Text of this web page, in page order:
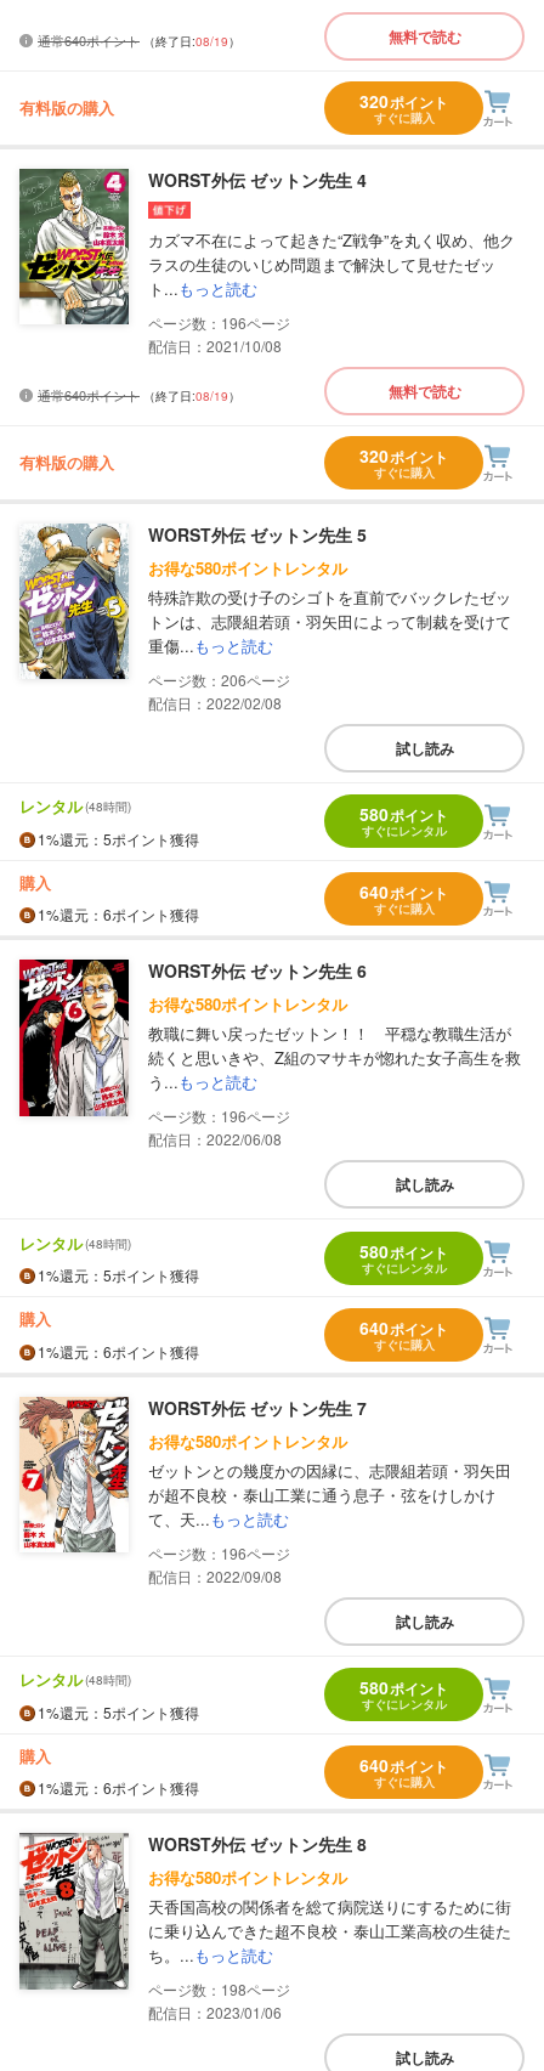
通常640ポイント （終了日:08/19） 無料で読む
有料版の購入 320ポイント
すぐに購入
WORST外伝 ゼットン先生 4
カズマ不在によって起きた“Z戦争”を丸く収め、他ク
ラスの生徒のいじめ問題まで解決して見せたゼッ
ト...もっと読む
196
配信日：2021/10/08
通常640ポイント （終了日:08/19） 無料で読む
有料版の購入 320ポイント
すぐに購入
WORST外伝 ゼットン先生 5
お得な580ポイントレンタル
特殊詐欺の受け子のシゴトを直前でバックレたゼッ
トンは、志隈組若頭・羽矢田によって制裁を受けて
重傷...もっと読む
206
配信日：2022/02/08
試し読み
レンタル(48時間)
1%還元 ：5ポイント獲得
580ポイント
すぐにレンタル
購入
1%還元 ：6ポイント獲得
640ポイント
すぐに購入
WORST外伝 ゼットン先生 6
お得な580ポイントレンタル
教職に舞い戻ったゼットン！！ 平穏な教職生活が
続くと思いきや、Z組のマサキが惚れた女子高生を救
う...もっと読む
196
配信日：2022/06/08
試し読み
レンタル(48時間)
1%還元 ：5ポイント獲得
580ポイント
すぐにレンタル
購入
1%還元 ：6ポイント獲得
640ポイント
すぐに購入
WORST外伝 ゼットン先生 7
お得な580ポイントレンタル
ゼットンとの幾度かの因縁に、志隈組若頭・羽矢田
が超不良校・泰山工業に通う息子・弦をけしかけ
て、天...もっと読む
196
配信日：2022/09/08
試し読み
レンタル(48時間)
1%還元 ：5ポイント獲得
580ポイント
すぐにレンタル
購入
1%還元 ：6ポイント獲得
640ポイント
すぐに購入
WORST外伝 ゼットン先生 8
お得な580ポイントレンタル
天香国高校の関係者を総て病院送りにするために街
に乗り込んできた超不良校・泰山工業高校の生徒た
ち。...もっと読む
198
配信日：2023/01/06
試し読み